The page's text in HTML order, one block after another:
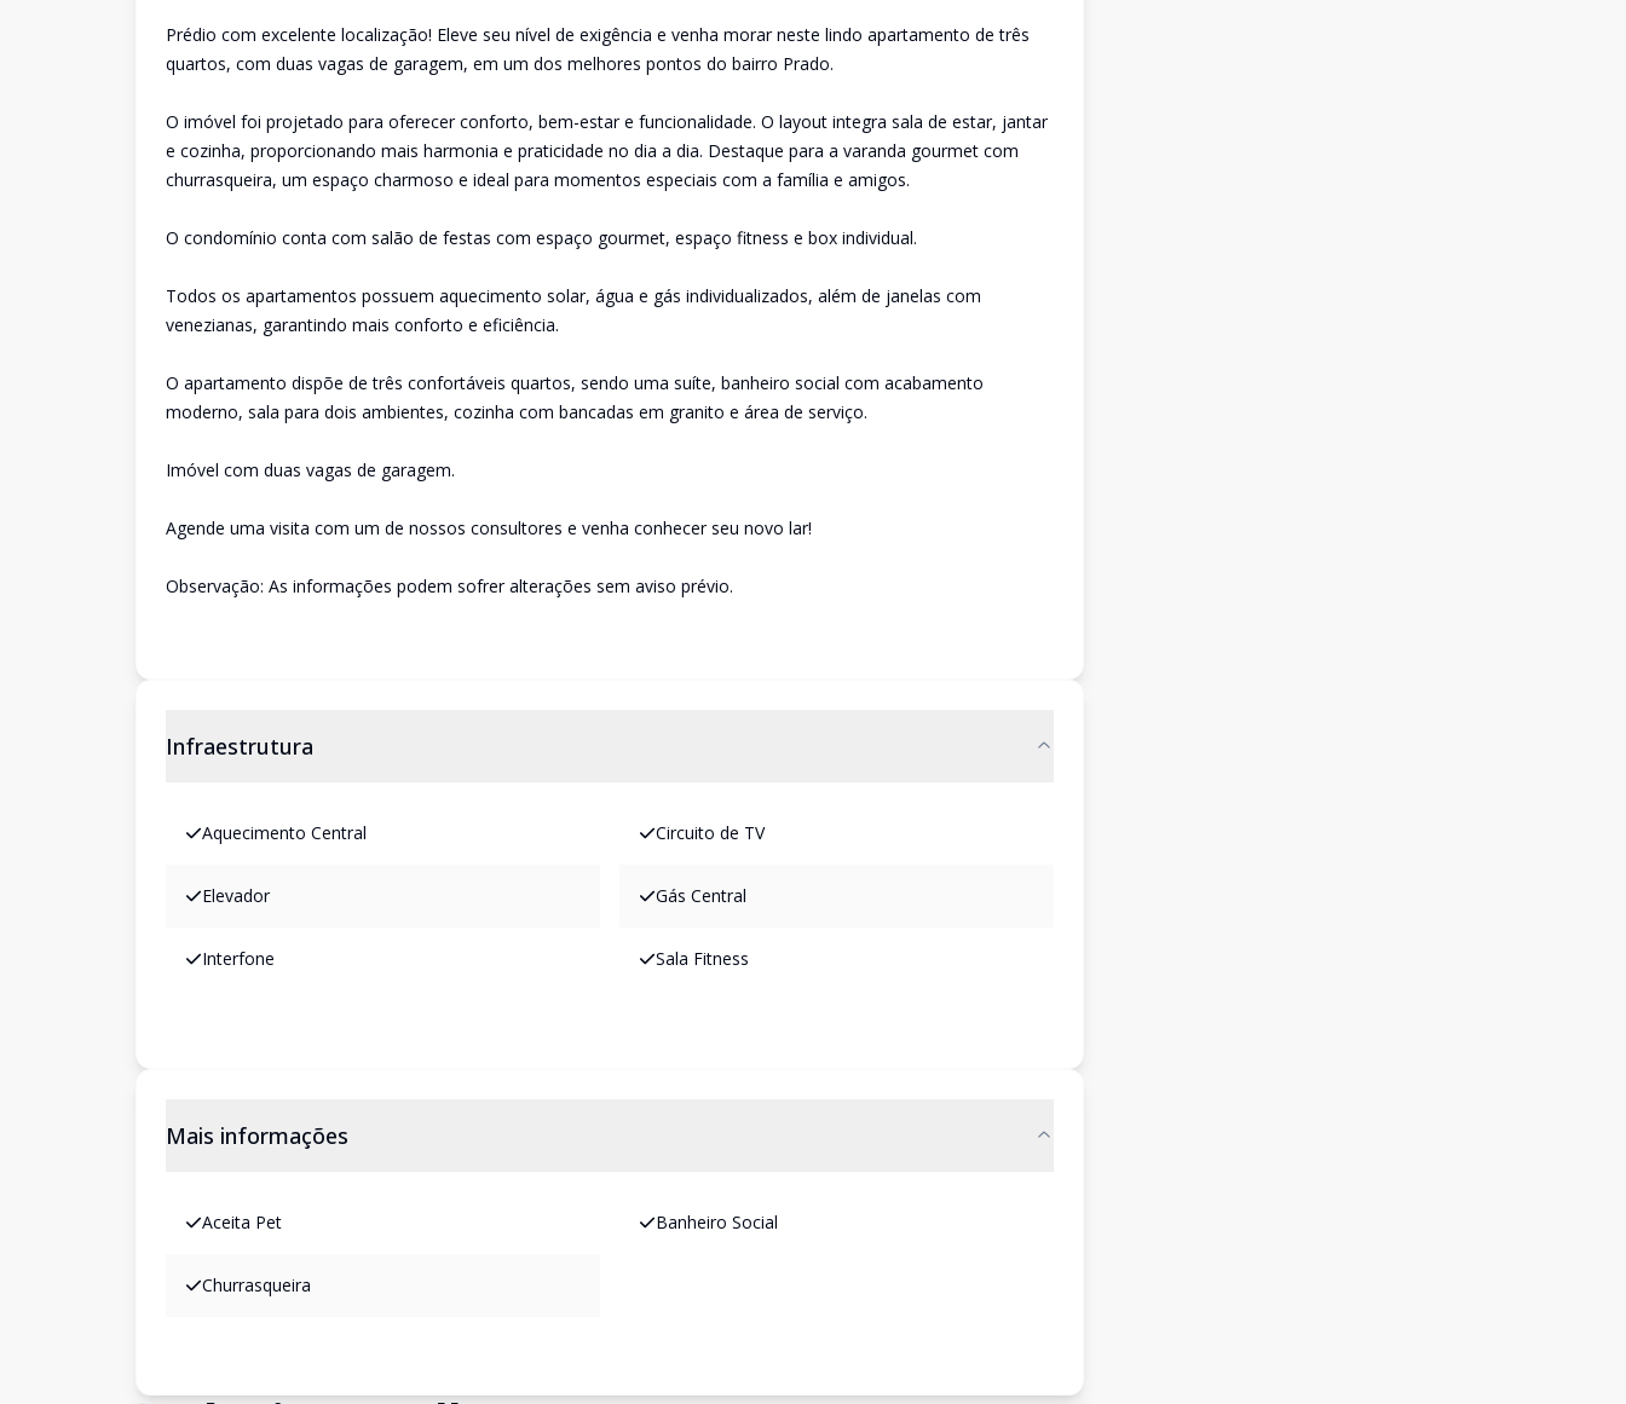
Prédio com excelente localização! Eleve seu nível de exigência e venha morar neste lindo apartamento de três
quartos, com duas vagas de garagem, em um dos melhores pontos do bairro Prado.
O imóvel foi projetado para oferecer conforto, bem-estar e funcionalidade. O layout integra sala de estar, jantar
e cozinha, proporcionando mais harmonia e praticidade no dia a dia. Destaque para a varanda gourmet com
churrasqueira, um espaço charmoso e ideal para momentos especiais com a família e amigos.
O condomínio conta com salão de festas com espaço gourmet, espaço fitness e box individual.
Todos os apartamentos possuem aquecimento solar, água e gás individualizados, além de janelas com
venezianas, garantindo mais conforto e eficiência.
O apartamento dispõe de três confortáveis quartos, sendo uma suíte, banheiro social com acabamento
moderno, sala para dois ambientes, cozinha com bancadas em granito e área de serviço.
Imóvel com duas vagas de garagem.
Agende uma visita com um de nossos consultores e venha conhecer seu novo lar!
Observação: As informações podem sofrer alterações sem aviso prévio.
Infraestrutura
Aquecimento Central Circuito de TV
Elevador Gás Central
Interfone Sala Fitness
Mais informações
Aceita Pet Banheiro Social
Churrasqueira